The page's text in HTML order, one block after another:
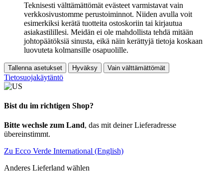
Teknisesti välttämättömät evästeet varmistavat vain
verkkosivustomme perustoiminnot. Niiden avulla voit
esimerkiksi kerätä tuotteita ostoskoriin tai kirjautua
asiakastilillesi. Meidän ei ole mahdollista tehdä mitään
johtopäätöksiä sinusta, eikä näin kerättyjä tietoja koskaan
luovuteta kolmansille osapuolille.
Tallenna asetukset Hyväksy Vain välttämättömät
Tietosuojakäytäntö
Bist du im richtigen Shop?
Bitte wechsle zum Land, das mit deiner Lieferadresse
übereinstimmt.
Zu Ecco Verde International (English)
Anderes Lieferland wählen